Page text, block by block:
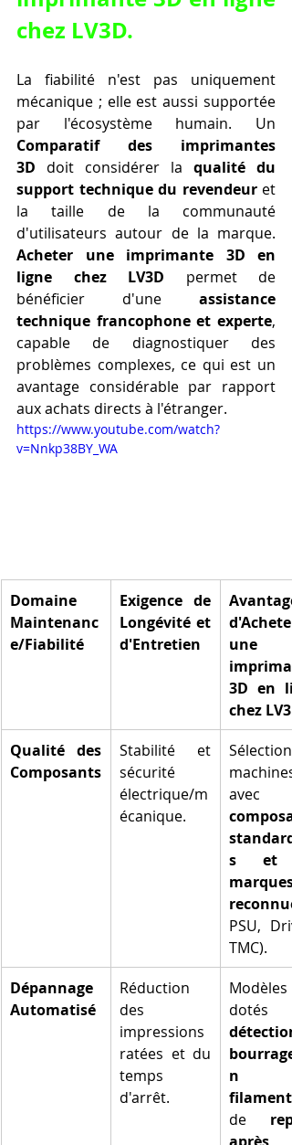
chez LV3D.
La fiabilité n'est pas uniquement
mécanique ; elle est aussi supportée
Comparatif des imprimantes
3D doit considérer la qualité du
support technique du revendeur et
la taille de la communauté
Acheter une imprimante 3D en
ligne chez LV3D permet de
bénéficier d'une assistance
technique francophone et experte,
capable de diagnostiquer des
problèmes complexes, ce qui est un
avantage considérable par rapport
aux achats directs à l'étranger.
https://www.youtube.com/watch?
v=Nnkp38BY_WA
Domaine
Maintenanc
e/Fiabilité
Exigence de
Longévité et
d'Entretien
Avantage
d'Acheter
une
3D en
chez LV3D
Qualité des
Composants
Stabilité et
sécurité
électrique/m
écanique.
machines
s et
marques
PSU,
TMC).
Dépannage
Automatisé
Réduction
des
impressions
ratées et du
temps
d'arrêt.
Modèles
n
filament
de